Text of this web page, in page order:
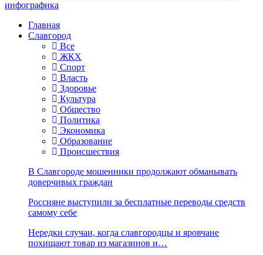
инфографика
Главная
Славгород
Все
ЖКХ
Спорт
Власть
Здоровье
Культура
Общество
Политика
Экономика
Образование
Происшествия
В Славгороде мошенники продолжают обманывать
доверчивых граждан
Россияне выступили за бесплатные переводы средств
самому себе
Нередки случаи, когда славгородцы и яровчане
похищают товар из магазинов и…